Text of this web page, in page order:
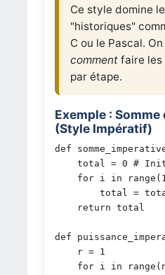
Ce style domine
"historiques"
C ou le Pascal.
commentfaire les
par étape.
Exemple :
(Style Impératif)
def
total = 0 #
for i in
total =
    return total
def
    r = 1
for i in